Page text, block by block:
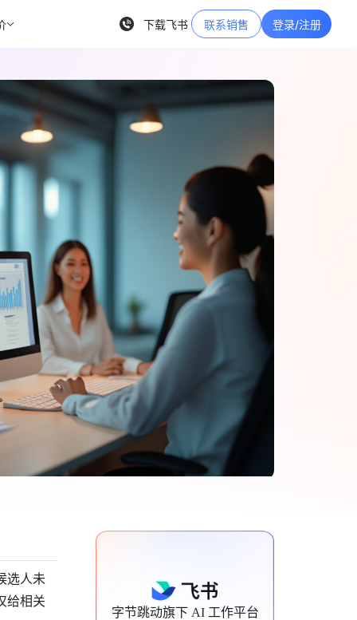
下载飞书 联系销售 登录/注册
选人未
给相关
字节跳动旗下 AI 工作平台